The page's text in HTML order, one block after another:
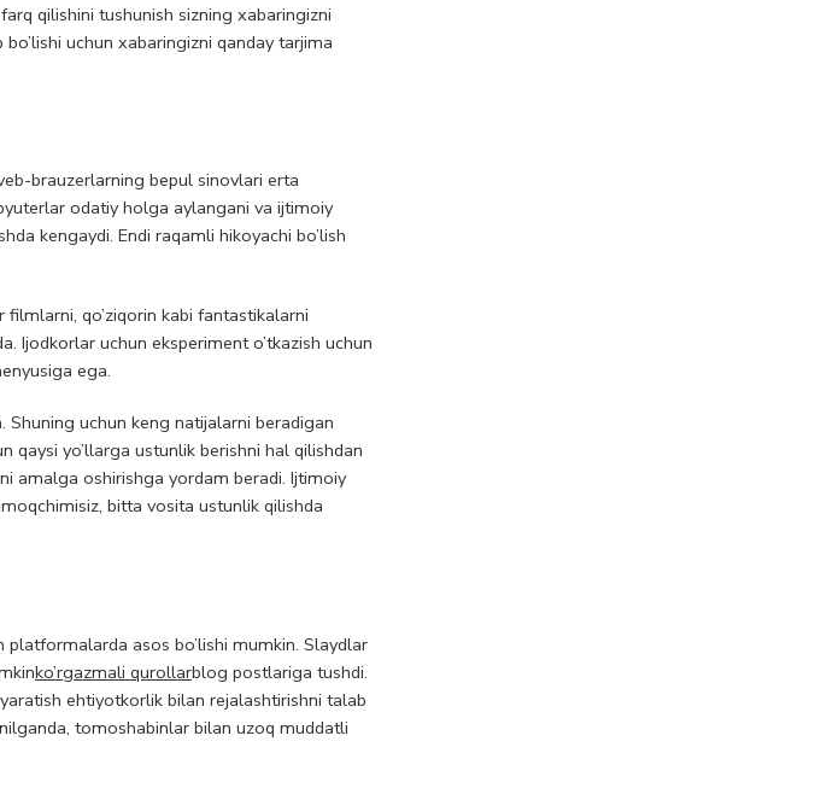
qilishini tushunish sizning xabaringizni
uchun xabaringizni qanday tarjima
brauzerlarning bepul sinovlari erta
odatiy holga aylangani va ijtimoiy
kengaydi. Endi raqamli hikoyachi bo’lish
filmlarni, qo’ziqorin kabi fantastikalarni
Ijodkorlar uchun eksperiment o’tkazish uchun
ega.
uchun keng natijalarni beradigan
qaysi yo’llarga ustunlik berishni hal qilishdan
amalga oshirishga yordam beradi. Ijtimoiy
bitta vosita ustunlik qilishda
asos bo’lishi mumkin. Slaydlar
ko’rgazmali qurollarblog postlariga tushdi.
ehtiyotkorlik bilan rejalashtirishni talab
tomoshabinlar bilan uzoq muddatli